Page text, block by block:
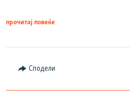
прочитај повеќе
Сподели